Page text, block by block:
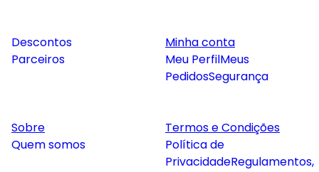
Descontos
Parceiros
Minha conta
Meu PerfilMeus
PedidosSegurança
Sobre
Quem somos
Termos e Condições
Política de
PrivacidadeRegulamentos,